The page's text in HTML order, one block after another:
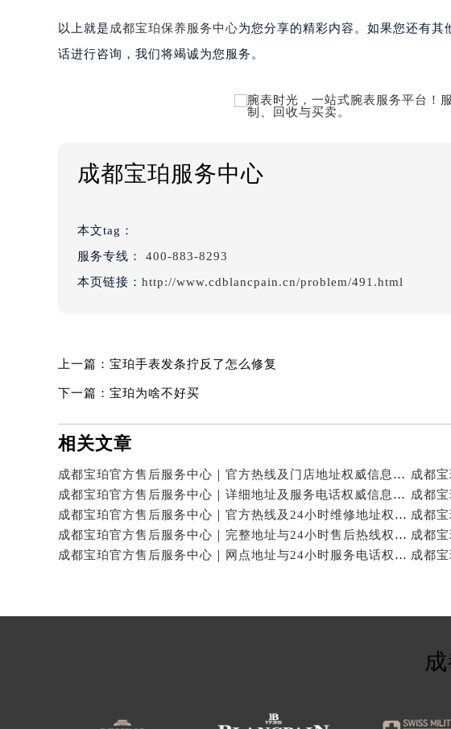
以上就是 成都宝珀保养服务中心为您分享的精彩内容。如果您还有
话进行咨询，我们将竭诚为您服务。
成都宝珀服务中心
本文tag：
服务专线：
400-883-8293
本页链接： http://www.cdblancpain.cn/problem/491.html
上一篇： 宝珀手表发条拧反了怎么修复
下一篇： 宝珀为啥不好买
相关文章
成都宝珀官方售后服务中心｜官方热线及门店地址权威信息公示（2026年7月最新）
成都宝珀官方售后服务中心｜详细地址及服务电话权威信息公示（2026年7月最新）
成都宝珀官方售后服务中心｜官方热线及24小时维修地址权威信息公示（2026年7月最新）
成都宝珀官方售后服务中心｜完整地址与24小时售后热线权威信息公示（2026年7月最新）
成都宝珀官方售后服务中心｜网点地址与24小时服务电话权威信息公示（2026年7月最新）